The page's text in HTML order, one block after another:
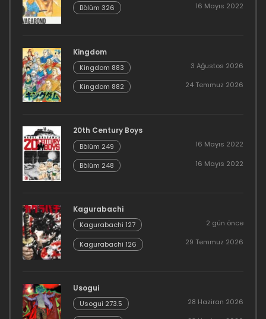
Bölüm 326 16 Mayıs 2022
Kingdom
Kingdom 883 3 Ağustos 2026
Kingdom 882 24 Temmuz 2026
20th Century Boys
Bölüm 249 16 Mayıs 2022
Bölüm 248 16 Mayıs 2022
Kagurabachi
Kagurabachi 127 2 gün önce
Kagurabachi 126 29 Temmuz 2026
Usogui
Usogui 273.5 28 Haziran 2026